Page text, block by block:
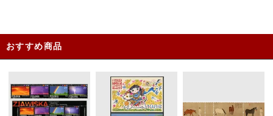
おすすめ商品